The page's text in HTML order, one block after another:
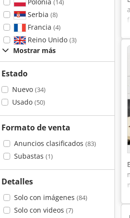
(14)
Serbia (8)
Francia (4)
Reino Unido (3)
Mostrar más
Estado
Nuevo (34)
Usado (50)
Formato de venta
Anuncios clasificados (83)
Subastas (1)
Detalles
Solo con imágenes (84)
Solo con videos (7)